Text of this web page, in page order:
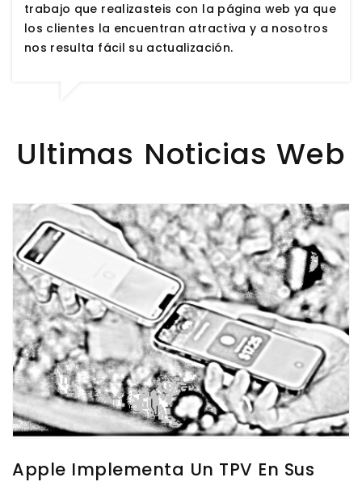
trabajo que realizasteis con la página web ya que
los clientes la encuentran atractiva y a nosotros
nos resulta fácil su actualización.
Ultimas Noticias Web
Apple Implementa Un TPV En Sus